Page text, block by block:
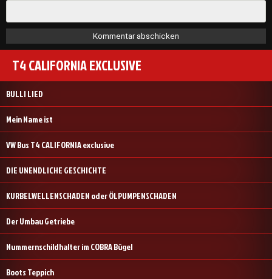
T4 CALIFORNIA EXCLUSIVE
BULLI LIED
Mein Name ist
VW Bus T4 CALIFORNIA exclusive
DIE UNENDLICHE GESCHICHTE
KURBELWELLENSCHADEN oder ÖLPUMPENSCHADEN
Der Umbau Getriebe
Nummernschildhalter im COBRA Bügel
Boots Teppich